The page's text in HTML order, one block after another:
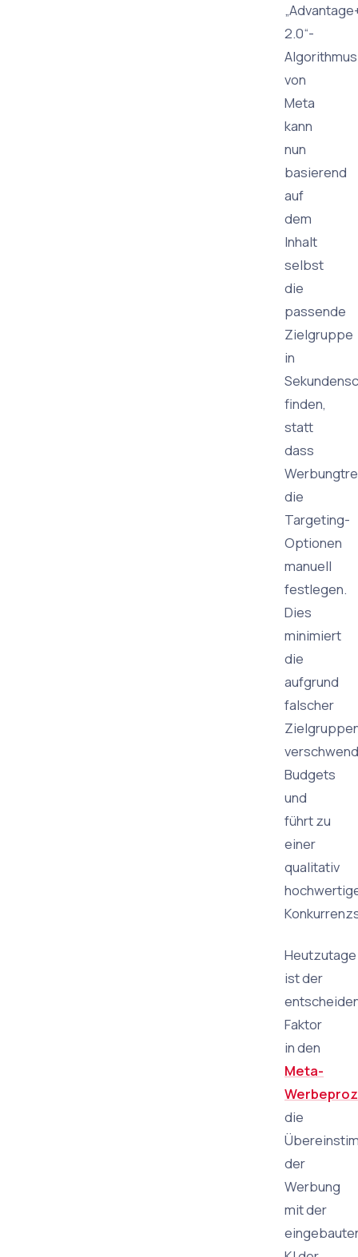
2.0“-
Algorithmus
von
Meta
kann
nun
basierend
auf
dem
Inhalt
selbst
die
passende
Zielgruppe
in
finden,
statt
dass
die
Targeting-
Optionen
manuell
festlegen.
Dies
minimiert
die
aufgrund
falscher
Budgets
und
führt zu
einer
qualitativ
Heutzutage
ist der
Faktor
in den
Meta-
die
der
Werbung
mit der